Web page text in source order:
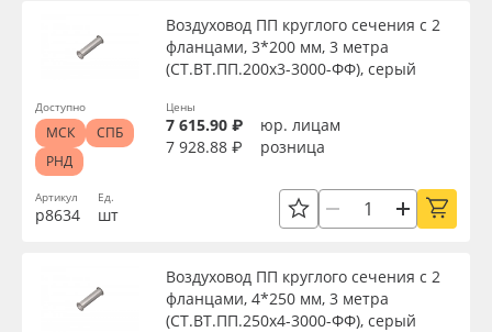
Плёнка монтажная Oratape
ПЭТ листовой
ПЭТ бэклит
Баннер
Сбросить фильтр
Артикул
р8634
Воздуховод ПП круглого сечения с 2
фланцами, 3*200 мм, 3 метра
(СТ.ВТ.ПП.200х3-3000-ФФ), серый
Ед.
шт
Цены
7 615.90 ₽
юр. лицам
7 928.88 ₽
розница
Доступно
МСК
СПБ
РНД
Воздуховод ПП круглого сечения с 2
фланцами, 4*250 мм, 3 метра
(СТ.ВТ.ПП.250х4-3000-ФФ), серый